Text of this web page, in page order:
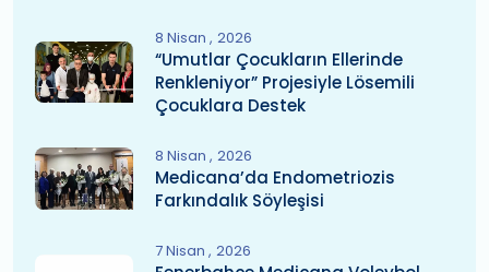
8 Nisan 2026
“Umutlar Çocukların Ellerinde
Renkleniyor” Projesiyle Lösemili
Çocuklara Destek
8 Nisan 2026
Medicana’da Endometriozis
Farkındalık Söyleşisi
7 Nisan 2026